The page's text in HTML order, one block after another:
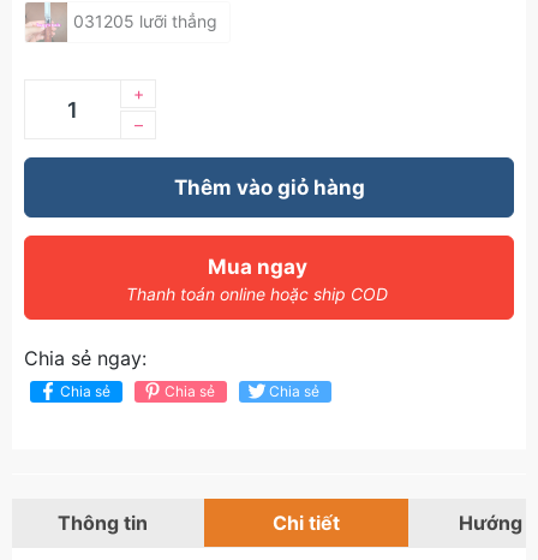
031205 lưỡi thẳng
–
+
Thêm vào giỏ hàng
Mua ngay
Thanh toán online hoặc ship COD
Chia sẻ ngay:
Chia sẻ Chia sẻ Chia sẻ
Thông tin Chi tiết Hướng